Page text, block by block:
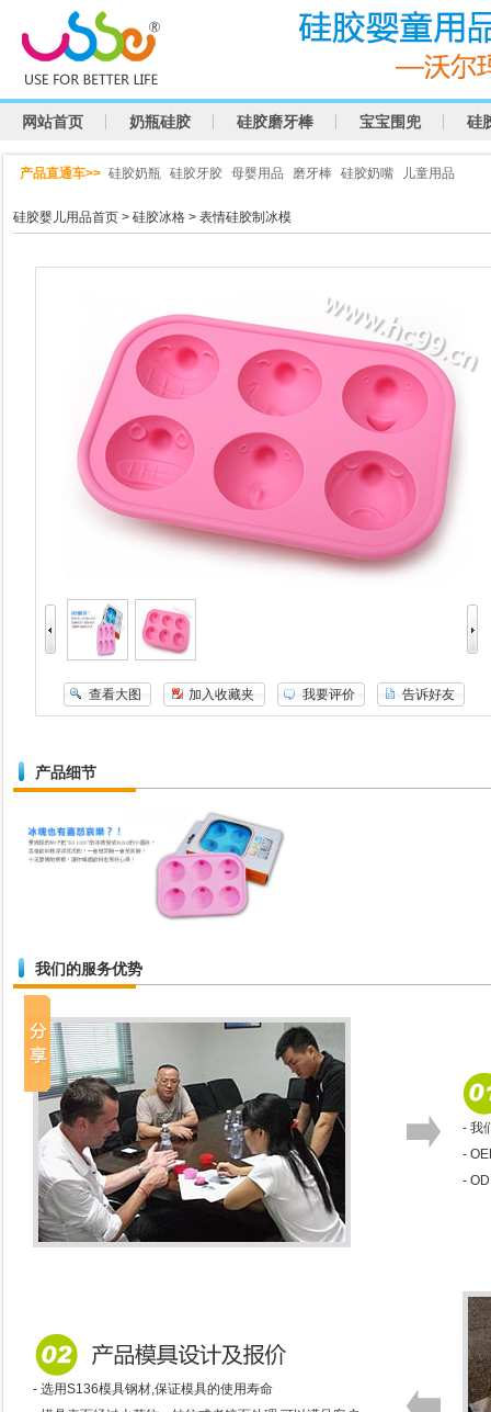
网站首页 奶瓶硅胶 硅胶磨牙棒 宝宝围兜 硅
产品直通车>> 硅胶奶瓶 硅胶牙胶 母婴用品 磨牙棒 硅胶奶嘴 儿童用品
硅胶婴儿用品首页 > 硅胶冰格 > 表情硅胶制冰模
查看大图 加入收藏夹 我要评价 告诉好友
产品细节
我们的服务优势
- 我
-
-
- 选用S136模具钢材,保证模具的使用寿命